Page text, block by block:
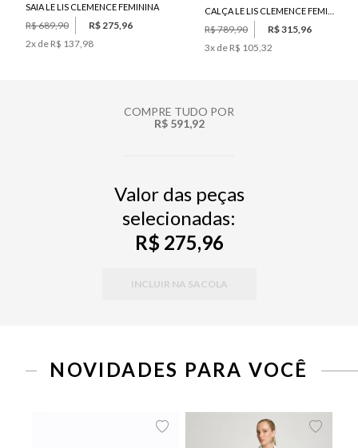
SAIA LE LIS CLEMENCE FEMININA
R$ 689,90
R$ 275,96
2x de R$ 137,98
R$ 789,90
R$ 315,96
3x de R$ 105,32
COMPRE TUDO POR
R$ 591,92
Valor das peças
selecionadas:
R$ 275,96
INCLUIR NA SACOLA
NOVIDADES PARA VOCÊ